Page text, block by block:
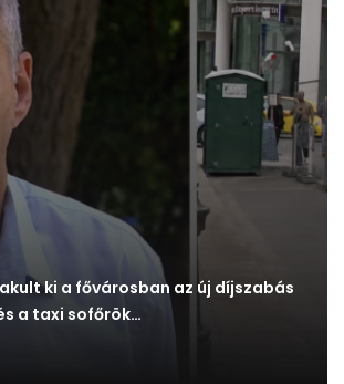
ki a fővárosban az új díjszabás
a taxi sofőrök…